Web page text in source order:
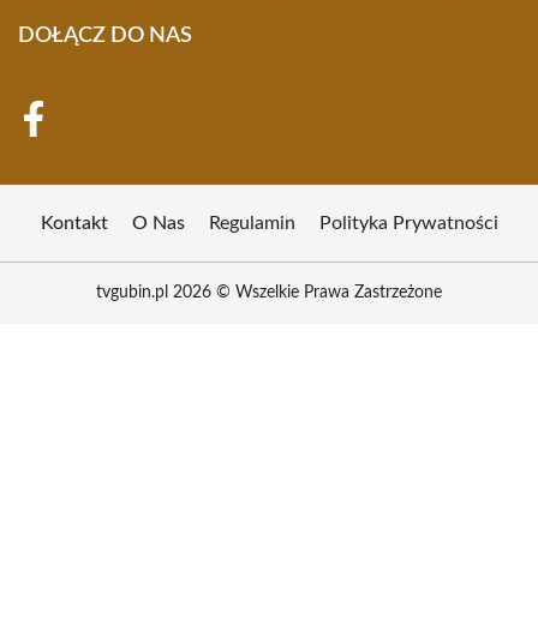
DOŁĄCZ DO NAS
Kontakt O Nas Regulamin Polityka Prywatności
tvgubin.pl 2026 © Wszelkie Prawa Zastrzeżone